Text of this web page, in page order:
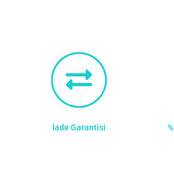
İade Garantisi